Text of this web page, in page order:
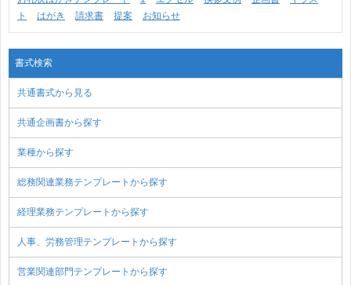
ト
はがき 請求書 提案 お知らせ
書式検索
共通書式から見る
共通企画書から探す
業種から探す
総務関連業務テンプレートから探す
経理業務テンプレートから探す
人事、労務管理テンプレートから探す
営業関連部門テンプレートから探す